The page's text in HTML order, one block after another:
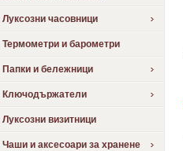
Луксозни часовници
Термометри и барометри
Папки и бележници
Ключодържатели
Луксозни визитници
Чаши и аксесоари за хранене